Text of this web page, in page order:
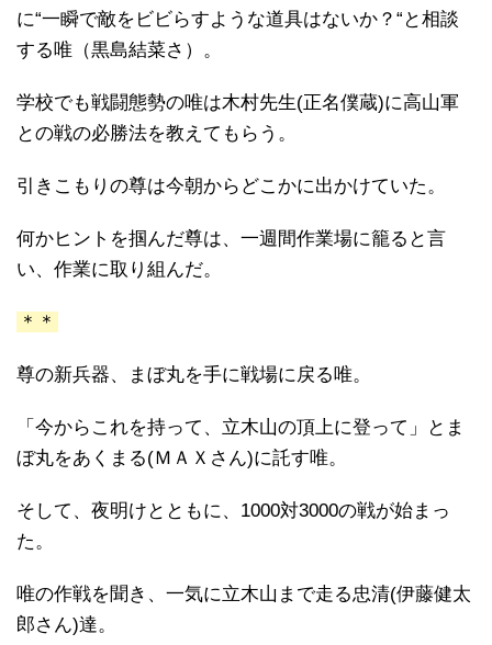
に“一瞬で敵をビビらすような道具はないか？“と相談
する唯（黒島結菜さ）。
学校でも戦闘態勢の唯は木村先生(正名僕蔵)に高山軍
との戦の必勝法を教えてもらう。
引きこもりの尊は今朝からどこかに出かけていた。
何かヒントを掴んだ尊は、一週間作業場に籠ると言
い、作業に取り組んだ。
＊＊
尊の新兵器、まぼ丸を手に戦場に戻る唯。
「今からこれを持って、立木山の頂上に登って」とま
ぼ丸をあくまる(ＭＡＸさん)に託す唯。
そして、夜明けとともに、1000対3000の戦が始まっ
た。
唯の作戦を聞き、一気に立木山まで走る忠清(伊藤健太
郎さん)達。